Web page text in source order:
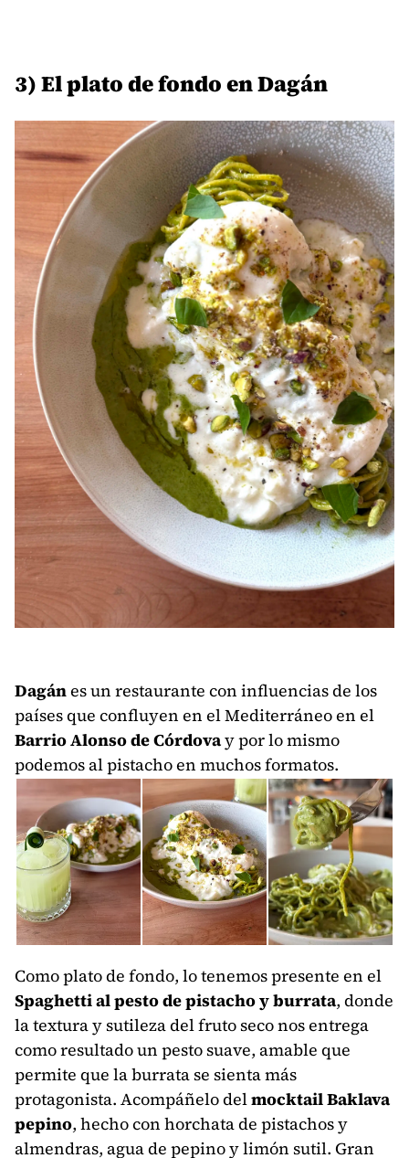
3) El plato de fondo en Dagán
Dagánes un restaurante con influencias de los
países que confluyen en el Mediterráneo en el
Barrio Alonso de Córdovay por lo mismo
podemos al pistacho en muchos formatos.
Como plato de fondo, lo tenemos presente en el
Spaghetti al pesto de pistacho y burrata, donde
la textura y sutileza del fruto seco nos entrega
como resultado un pesto suave, amable que
permite que la burrata se sienta más
protagonista. Acompáñelo delmocktail Baklava
pepino, hecho con horchata de pistachos y
almendras, agua de pepino y limón sutil. Gran